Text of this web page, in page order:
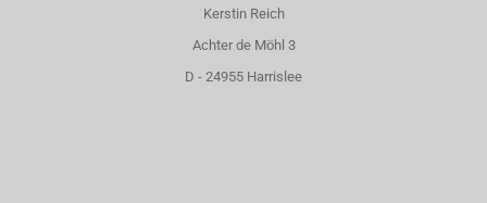
Kerstin Reich
Achter de Möhl 3
D - 24955 Harrislee